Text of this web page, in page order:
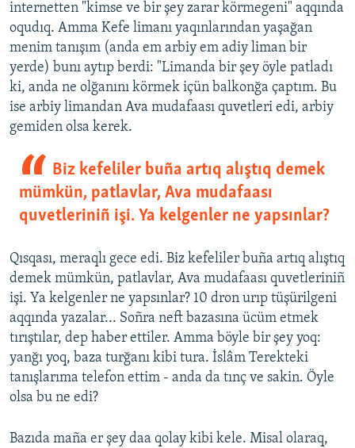
internetten "kimse ve bir şey zarar körmegeni" aqqında
oqudıq. Amma Kefe limanı yaqınlarından yaşağan
menim tanışım (anda em arbiy em adiy liman bir
yerde) bunı aytıp berdi: "Limanda bir şey öyle patladı
ki, anda ne olğanını körmek içün balkonğa çaptım. Bu
ise arbiy limandan Ava mudafaası quvetleri edi, arbiy
gemiden olsa kerek.
Biz kefeliler buña artıq alıştıq demek
mümkün, patlavlar, Ava mudafaası
quvetleriniñ işi. Ya kelgenler ne yapsınlar?
Qısqası, meraqlı gece edi. Biz kefeliler buña artıq alıştıq
demek mümkün, patlavlar, Ava mudafaası quvetleriniñ
işi. Ya kelgenler ne yapsınlar? 10 dron urıp tüşürilgeni
aqqında yazalar... Soñra neft bazasına ücüm etmek
tırıştılar, dep haber ettiler. Amma böyle bir şey yoq:
yanğı yoq, baza turğanı kibi tura. İslâm Terekteki
tanışlarıma telefon ettim - anda da tınç ve sakin. Öyle
olsa bu ne edi?
Bazıda maña er şey daa qolay kibi kele. Misal olaraq,